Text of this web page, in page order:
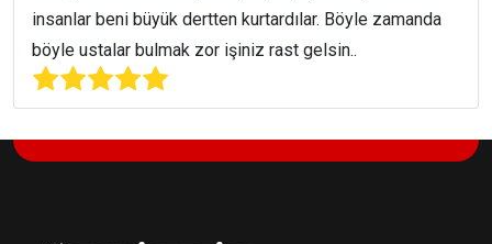
insanlar beni büyük dertten kurtardılar. Böyle zamanda
böyle ustalar bulmak zor işiniz rast gelsin..